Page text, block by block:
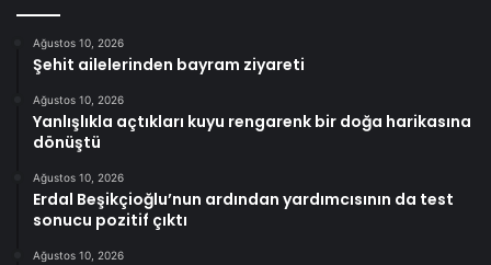
Ağustos 10, 2026
Şehit ailelerinden bayram ziyareti
Ağustos 10, 2026
Yanlışlıkla açtıkları kuyu rengarenk bir doğa harikasına
dönüştü
Ağustos 10, 2026
Erdal Beşikçioğlu’nun ardından yardımcısının da test
sonucu pozitif çıktı
Ağustos 10, 2026